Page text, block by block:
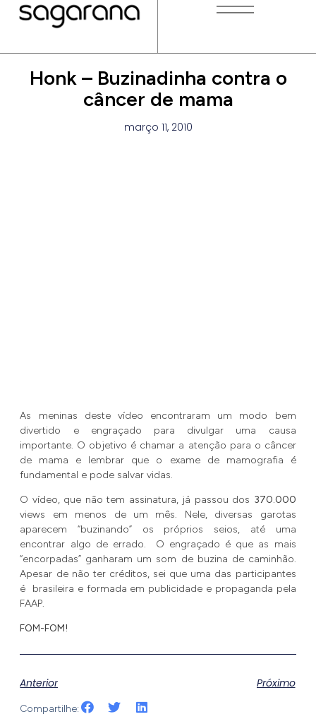
Honk – Buzinadinha contra o
câncer de mama
março 11, 2010
As meninas deste vídeo encontraram um modo bem
divertido e engraçado para divulgar uma causa
importante. O objetivo é chamar a atenção para o câncer
de mama e lembrar que o exame de mamografia é
fundamental e pode salvar vidas.
O vídeo, que não tem assinatura, já passou dos 370.000
views em menos de um mês. Nele, diversas garotas
aparecem “buzinando” os próprios seios, até uma
encontrar algo de errado. O engraçado é que as mais
“encorpadas” ganharam um som de buzina de caminhão.
Apesar de não ter créditos, sei que uma das participantes
é brasileira e formada em publicidade e propaganda pela
FAAP.
FOM-FOM!
Anterior Próximo
Compartilhe: